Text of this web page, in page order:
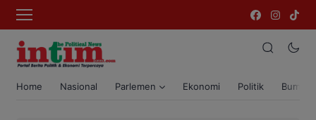
Home Nasional Parlemen Ekonomi Politik Bumi